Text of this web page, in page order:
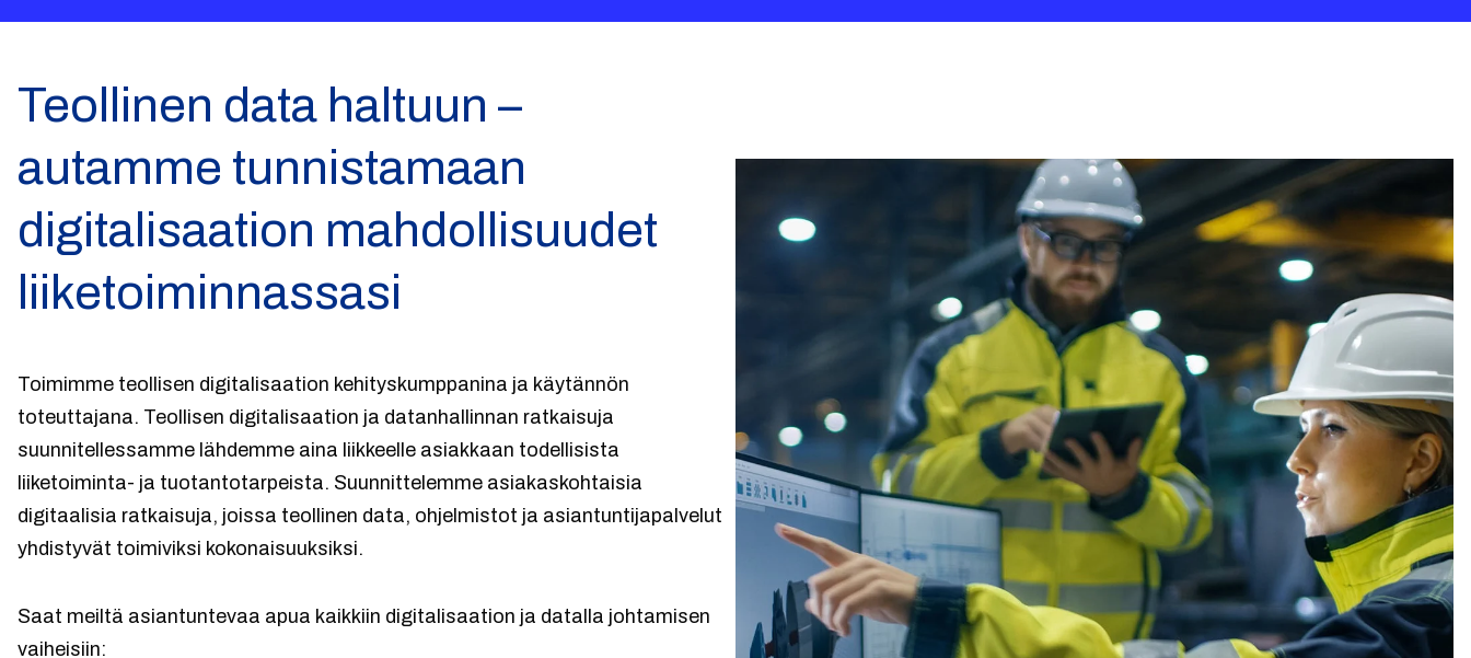
Teollinen data haltuun –
autamme tunnistamaan
digitalisaation mahdollisuudet
liiketoiminnassasi
Toimimme teollisen digitalisaation kehityskumppanina ja käytännön
toteuttajana. Teollisen digitalisaation ja datanhallinnan ratkaisuja
suunnitellessamme lähdemme aina liikkeelle asiakkaan todellisista
liiketoiminta- ja tuotantotarpeista. Suunnittelemme asiakaskohtaisia
digitaalisia ratkaisuja, joissa teollinen data, ohjelmistot ja asiantuntijapalvelut
yhdistyvät toimiviksi kokonaisuuksiksi.
Saat meiltä asiantuntevaa apua kaikkiin digitalisaation ja datalla johtamisen
vaiheisiin: